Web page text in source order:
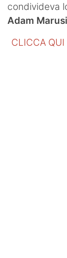
condivideva
Adam
CLICCA QUI